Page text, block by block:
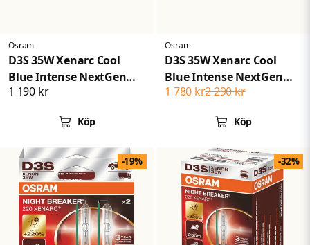
Osram
D3S 35W Xenarc Cool
Blue Intense NextGen
6200K 150
1 190 kr
Köp
Osram
D3S 35W Xenarc Cool
Blue Intense NextGen
6200K 150 2-pack
2 290 kr
1 780 kr
Köp
-19% -32%